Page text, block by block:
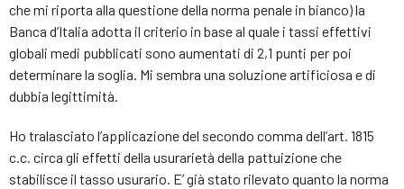
che mi riporta alla questione della norma penale in bianco) la
Banca d’Italia adotta il criterio in base al quale i tassi effettivi
globali medi pubblicati sono aumentati di 2,1 punti per poi
determinare la soglia. Mi sembra una soluzione artificiosa e di
dubbia legittimità.
Ho tralasciato l’applicazione del secondo comma dell’art. 1815
c.c. circa gli effetti della usurarietà della pattuizione che
stabilisce il tasso usurario. E’ già stato rilevato quanto la norma